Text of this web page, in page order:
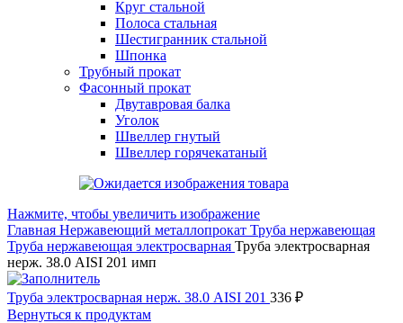
Круг стальной
Полоса стальная
Шестигранник стальной
Шпонка
Трубный прокат
Фасонный прокат
Двутавровая балка
Уголок
Швеллер гнутый
Швеллер горячекатаный
Нажмите, чтобы увеличить изображение
Главная Нержавеющий металлопрокат Труба нержавеющая
Труба нержавеющая электросварная Труба электросварная
нерж. 38.0 AISI 201 имп
Труба электросварная нерж. 38.0 AISI 201 336 ₽
Вернуться к продуктам